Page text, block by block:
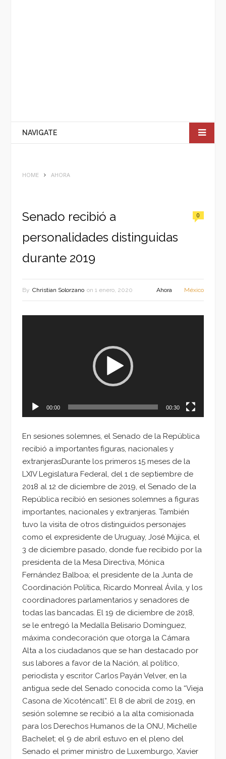
NAVIGATE
HOME AHORA
Senado recibió a
personalidades distinguidas
durante 2019
0
By Christian Solorzano on 1 enero, 2020 Ahora México
00:00 00:30
En sesiones solemnes, el Senado de la República
recibió a importantes figuras, nacionales y
extranjerasDurante los primeros 15 meses de la
LXIV Legislatura Federal, del 1 de septiembre de
2018 al 12 de diciembre de 2019, el Senado de la
República recibió en sesiones solemnes a figuras
importantes, nacionales y extranjeras. También
tuvo la visita de otros distinguidos personajes
como el expresidente de Uruguay, José Mújica, el
3 de diciembre pasado, donde fue recibido por la
presidenta de la Mesa Directiva, Mónica
Fernández Balboa; el presidente de la Junta de
Coordinación Política, Ricardo Monreal Ávila, y los
coordinadores parlamentarios y senadores de
todas las bancadas. El 19 de diciembre de 2018,
se le entregó la Medalla Belisario Domínguez,
máxima condecoración que otorga la Cámara
Alta a los ciudadanos que se han destacado por
sus labores a favor de la Nación, al político,
periodista y escritor Carlos Payán Velver, en la
antigua sede del Senado conocida como la “Vieja
Casona de Xicoténcatl”. El 8 de abril de 2019, en
sesión solemne se recibió a la alta comisionada
para los Derechos Humanos de la ONU, Michelle
Bachelet; el 9 de abril estuvo en el pleno del
Senado el primer ministro de Luxemburgo, Xavier